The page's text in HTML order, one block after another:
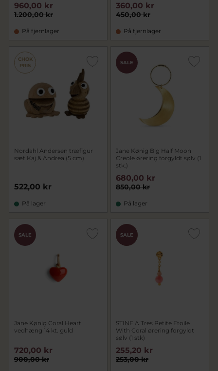
1.200,00 kr
960,00 kr
På fjernlager
450,00 kr
360,00 kr
På fjernlager
CHOK
PRIS
Nordahl Andersen træfigur
sæt Kaj & Andrea (5 cm)
522,00 kr
På lager
SALE
Jane Kønig Big Half Moon
Creole ørering forgyldt sølv (1
stk.)
850,00 kr
680,00 kr
På lager
SALE
Jane Kønig Coral Heart
vedhæng 14 kt. guld
900,00 kr
720,00 kr
PRIS
SALE
STINE A Tres Petite Etoile
With Coral ørering forgyldt
sølv (1 stk)
253,00 kr
255,20 kr